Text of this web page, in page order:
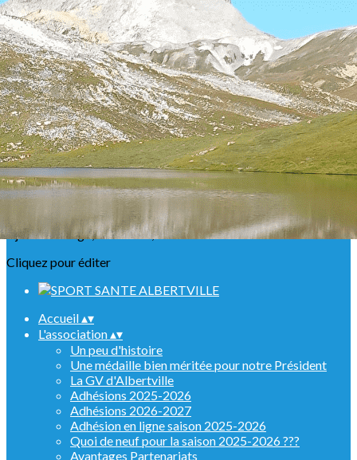
Exporter les lignes sélectionnées
Exporter toutes les colonnes
Exporter uniquement les colonnes affichées
Menu
<
>
Présentation
Nos ABR
Agenda Raquettes
Agenda Randonnées
Sorties en refuge
Infos urgentes
Ajoutez un logo, un bouton, des réseaux sociaux
Cliquez pour éditer
Accueil▴▾
L'association▴▾
Un peu d'histoire
Une médaille bien méritée pour notre Président
La GV d'Albertville
Adhésions 2025-2026
Adhésions 2026-2027
Adhésion en ligne saison 2025-2026
Quoi de neuf pour la saison 2025-2026 ???
Avantages Partenariats